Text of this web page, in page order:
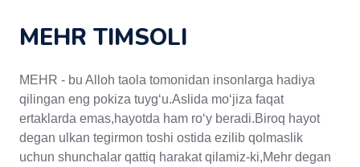
MEHR TIMSOLI
MEHR - bu Alloh taola tomonidan insonlarga hadiya
qilingan eng pokiza tuyg‘u.Aslida mo‘jiza faqat
ertaklarda emas,hayotda ham ro‘y beradi.Biroq hayot
degan ulkan tegirmon toshi ostida ezilib qolmaslik
uchun shunchalar qattiq harakat qilamiz-ki,Mehr degan